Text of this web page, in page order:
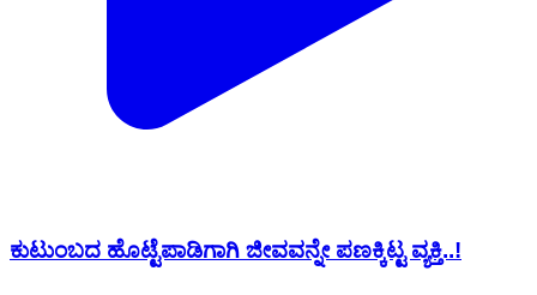
ಕುಟುಂಬದ ಹೊಟ್ಟೆಪಾಡಿಗಾಗಿ ಜೀವವನ್ನೇ ಪಣಕ್ಕಿಟ್ಟ ವ್ಯಕ್ತಿ..!